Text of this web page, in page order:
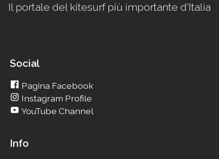
Il portale del kitesurf più importante d'Italia
Social
Pagina Facebook
Instagram Profile
YouTube Channel
Info